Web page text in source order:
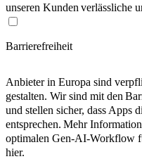
unseren Kunden verlässliche
Barrierefreiheit
Anbieter in Europa sind
gestalten. Wir sind mit den
und stellen sicher, dass Apps
entsprechen. Mehr
optimalen Gen-AI-Workflow
hier.